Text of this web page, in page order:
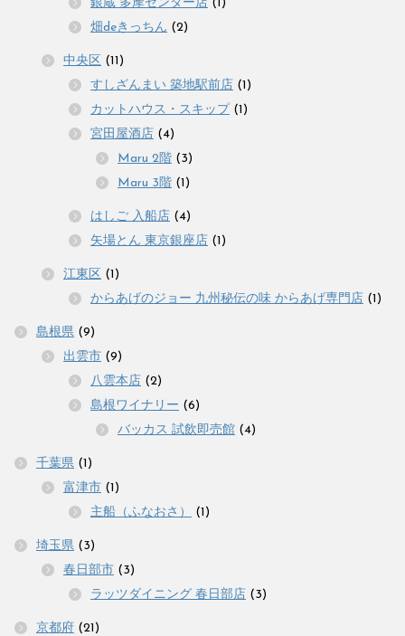
銀蔵 多摩センター店 (1)
畑deきっちん (2)
中央区 (11)
すしざんまい 築地駅前店 (1)
カットハウス・スキップ (1)
宮田屋酒店 (4)
Maru 2階 (3)
Maru 3階 (1)
はしご 入船店 (4)
矢場とん 東京銀座店 (1)
江東区 (1)
からあげのジョー 九州秘伝の味 からあげ専門店 (1)
島根県 (9)
出雲市 (9)
八雲本店 (2)
島根ワイナリー (6)
バッカス 試飲即売館 (4)
千葉県 (1)
富津市 (1)
主船（ふなおさ）
(1)
埼玉県 (3)
春日部市 (3)
ラッツダイニング 春日部店 (3)
京都府 (21)